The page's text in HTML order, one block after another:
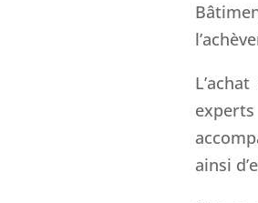
ainsi